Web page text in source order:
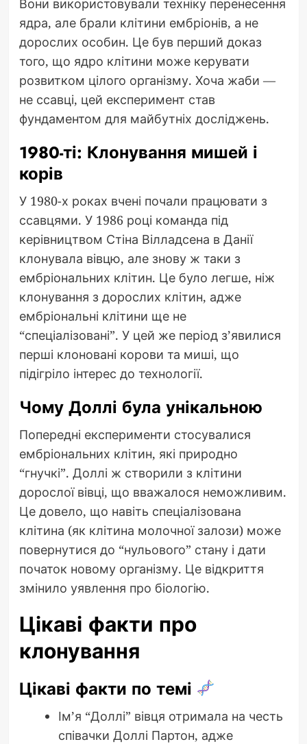
Вони використовували техніку перенесення
ядра, але брали клітини ембріонів, а не
дорослих особин. Це був перший доказ
того, що ядро клітини може керувати
розвитком цілого організму. Хоча жаби —
не ссавці, цей експеримент став
фундаментом для майбутніх досліджень.
1980-ті: Клонування мишей і
корів
У 1980-х роках вчені почали працювати з
ссавцями. У 1986 році команда під
керівництвом Стіна Вілладсена в Данії
клонувала вівцю, але знову ж таки з
ембріональних клітин. Це було легше, ніж
клонування з дорослих клітин, адже
ембріональні клітини ще не
“спеціалізовані”. У цей же період з’явилися
перші клоновані корови та миші, що
підігріло інтерес до технології.
Чому Доллі була унікальною
Попередні експерименти стосувалися
ембріональних клітин, які природно
“гнучкі”. Доллі ж створили з клітини
дорослої вівці, що вважалося неможливим.
Це довело, що навіть спеціалізована
клітина (як клітина молочної залози) може
повернутися до “нульового” стану і дати
початок новому організму. Це відкриття
змінило уявлення про біологію.
Цікаві факти про
клонування
Цікаві факти по темі
Ім’я “Доллі” вівця отримала на честь
співачки Доллі Партон, адже